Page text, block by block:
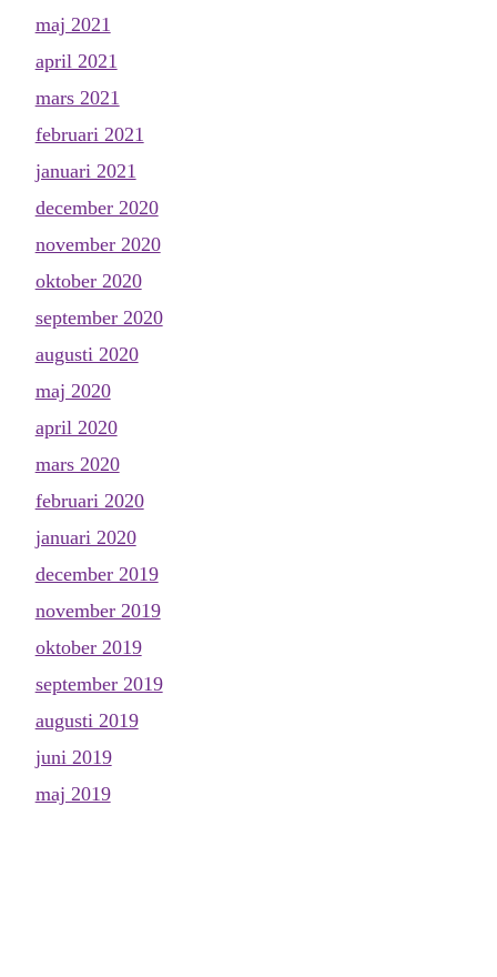
maj 2021
april 2021
mars 2021
februari 2021
januari 2021
december 2020
november 2020
oktober 2020
september 2020
augusti 2020
maj 2020
april 2020
mars 2020
februari 2020
januari 2020
december 2019
november 2019
oktober 2019
september 2019
augusti 2019
juni 2019
maj 2019